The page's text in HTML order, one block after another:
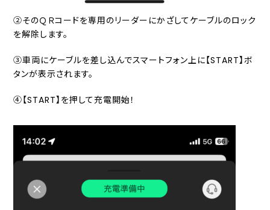
②そのＱＲコードを専用のリーダーにかざしてケーブルのロック
を解除します。
③車両にケーブルを差し込んでスマートフォン上に【START】ボ
タンが表示されます。
④【START】を押して充電開始！